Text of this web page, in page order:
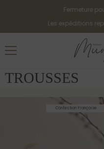
Fermeture
Les expéditions
TROUSSES
Confection Française